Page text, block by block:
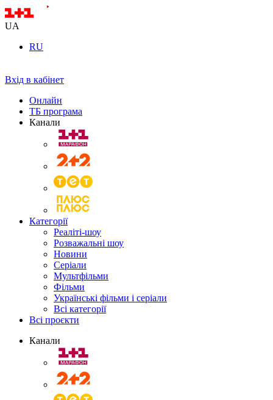
UA
RU
Вхід в кабінет
Онлайн
ТБ програма
Канали
Категорії
Реаліті-шоу
Розважальні шоу
Новини
Серіали
Мультфільми
Фільми
Українські фільми і серіали
Всі категорії
Всі проєкти
Канали